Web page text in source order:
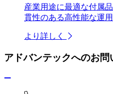
産業用途に最適な付属
貫性のある高性能な運用
より詳しく
アドバンテックへのお問